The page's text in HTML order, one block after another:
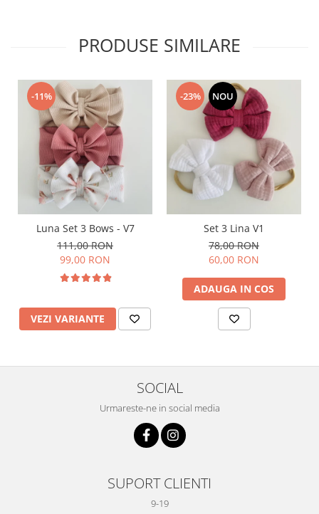
PRODUSE SIMILARE
-11%
Luna Set 3 Bows - V7
111,00 RON
99,00 RON
VEZI VARIANTE
-23% NOU
Set 3 Lina V1
78,00 RON
60,00 RON
ADAUGA IN COS
SOCIAL
Urmareste-ne in social media
SUPORT CLIENTI
9-19